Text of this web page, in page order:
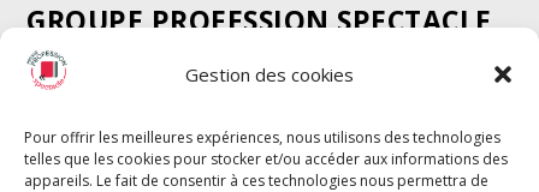
Gestion des cookies
Pour offrir les meilleures expériences, nous utilisons des technologies
telles que les cookies pour stocker et/ou accéder aux informations des
appareils. Le fait de consentir à ces technologies nous permettra de
GROUPE PROFESSION SPECTACLE
Chèque Intermittents
Chèque Compta
Chèque Emploi Spectacle